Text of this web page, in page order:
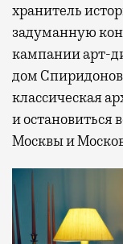
хранитель
задуманную
кампании арт-
дом
классическая
и остановиться
Москвы и